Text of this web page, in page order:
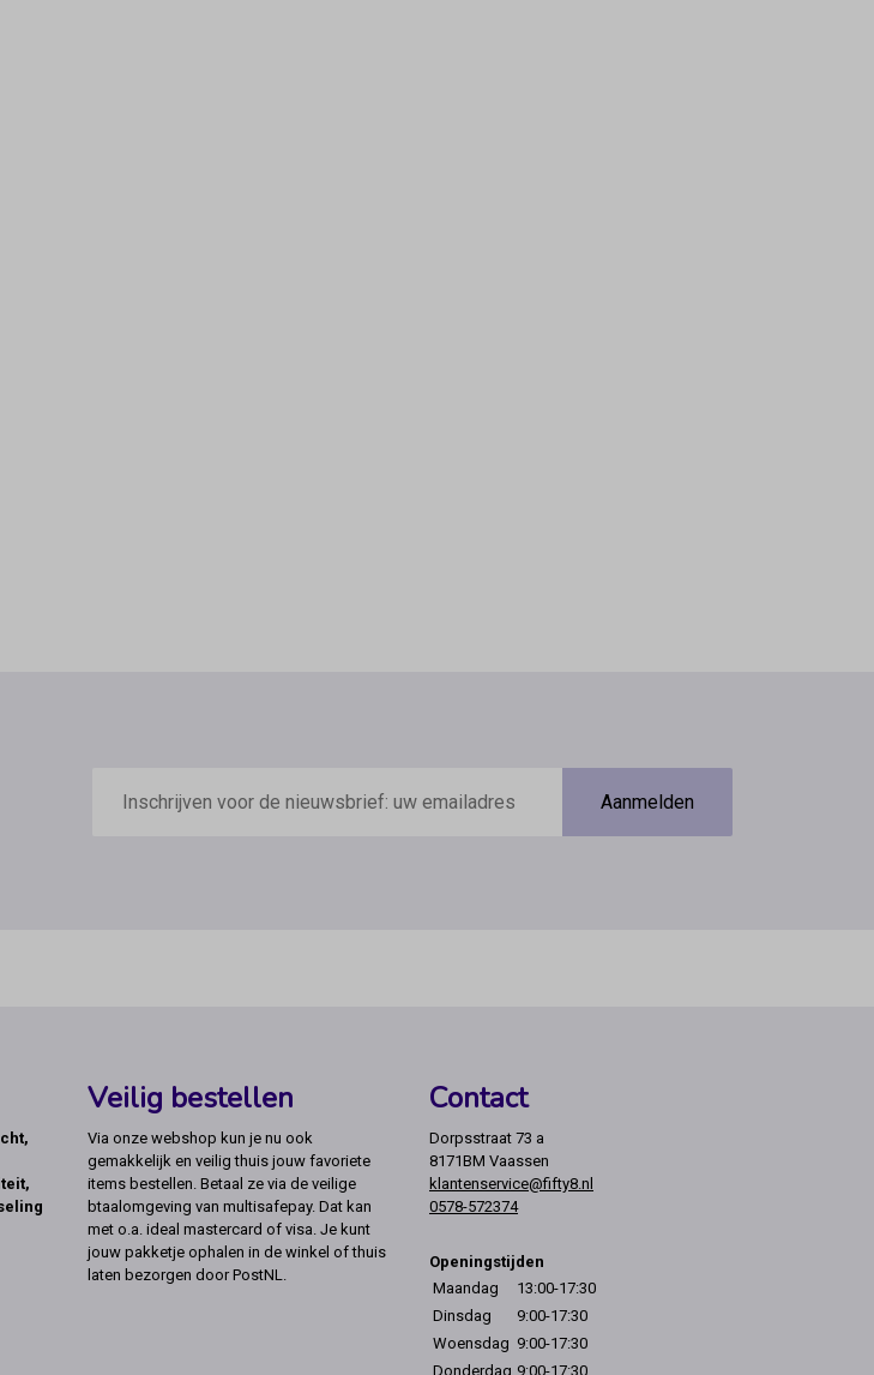
mailadres
Aanmelden
Veilig bestellen
Via onze webshop kun je nu ook
gemakkelijk en veilig thuis jouw favoriete
items bestellen. Betaal ze via de veilige
btaalomgeving van multisafepay. Dat kan
met o.a. ideal mastercard of visa. Je kunt
jouw pakketje ophalen in de winkel of thuis
laten bezorgen door PostNL.
Contact
Dorpsstraat 73 a
8171BM Vaassen
klantenservice@fifty8.nl
0578-572374
Openingstijden
Maandag
13:00-17:30
Dinsdag
9:00-17:30
Woensdag 9:00-17:30
Donderdag 9:00-17:30